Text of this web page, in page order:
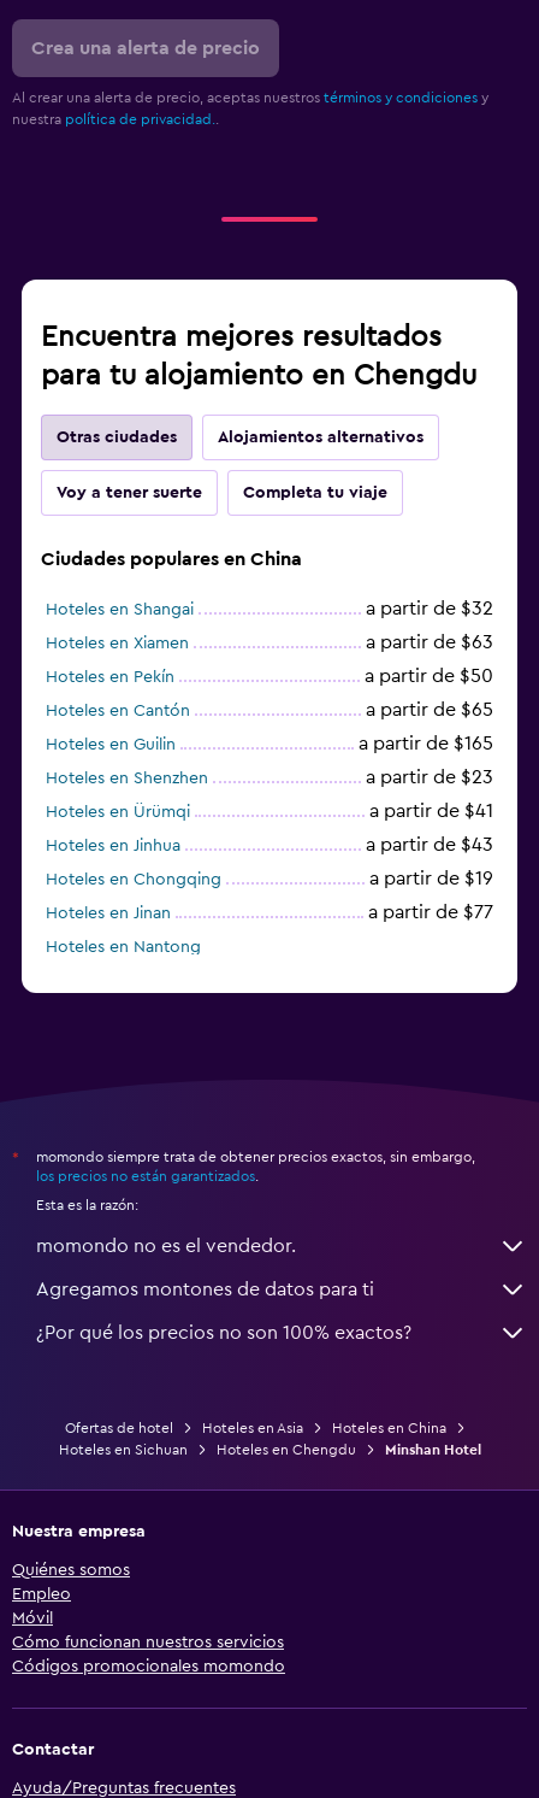
Crea una alerta de precio
Al crear una alerta de precio, aceptas nuestros términos y condiciones y
nuestra política de privacidad.
Encuentra mejores resultados
para tu alojamiento en Chengdu
Otras ciudades Alojamientos alternativos
Voy a tener suerte Completa tu viaje
Ciudades populares en China
Hoteles en Shangai a partir de $32
Hoteles en Xiamen a partir de $63
Hoteles en Pekín a partir de $50
Hoteles en Cantón a partir de $65
Hoteles en Guilin a partir de $165
Hoteles en Shenzhen a partir de $23
Hoteles en Ürümqi a partir de $41
Hoteles en Jinhua a partir de $43
Hoteles en Chongqing a partir de $19
Hoteles en Jinan a partir de $77
Hoteles en Nantong
*
momondo siempre trata de obtener precios exactos, sin embargo,
los precios no están garantizados
Esta es la razón:
momondo no es el vendedor.
Agregamos montones de datos para ti
¿Por qué los precios no son 100% exactos?
Ofertas de hotel Hoteles en Asia
Hoteles en China
Hoteles en Sichuan
Hoteles en Chengdu Minshan Hotel
Nuestra empresa
Quiénes somos
Empleo
Móvil
Cómo funcionan nuestros servicios
Códigos promocionales momondo
Contactar
Ayuda/Preguntas frecuentes